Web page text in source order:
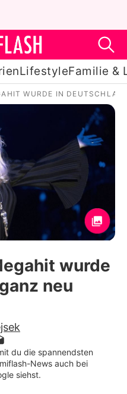
LifestyleFamilie &
Liebe
Promiflash
WURDE IN
wurde
neu
du die spannendsten
News auch bei
siehst.